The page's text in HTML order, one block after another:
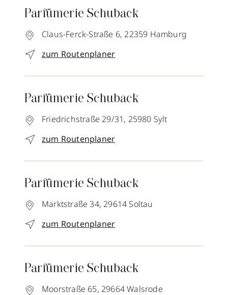
Parfümerie Schuback
Claus-Ferck-Straße 6, 22359 Hamburg
zum Routenplaner
Parfümerie Schuback
Friedrichstraße 29/31, 25980 Sylt
zum Routenplaner
Parfümerie Schuback
Marktstraße 34, 29614 Soltau
zum Routenplaner
Parfümerie Schuback
Moorstraße 65, 29664Walsrode